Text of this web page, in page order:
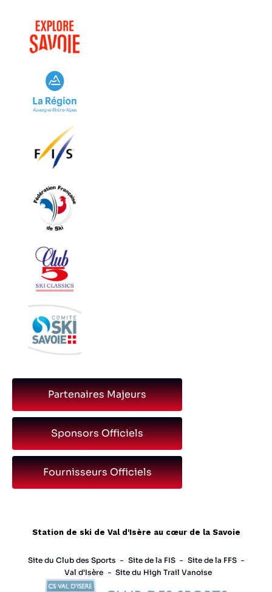
Partenaires Majeurs
Sponsors Officiels
Fournisseurs Officiels
Station de ski de Val d'Isère au cœur de la Savoie
Site du Club des Sports Site de la FIS
Site de la FFS
Val d’Isère
Site du High Trail Vanoise